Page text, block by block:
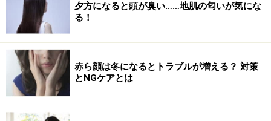
夕方になると頭が臭い……地肌の匂いが気にな
る！
赤ら顔は冬になるとトラブルが増える？ 対策
とNGケアとは